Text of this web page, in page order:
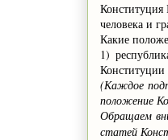
Конституция
человека и
Какие
1)
(Каждое
положение
Обращаем
статей